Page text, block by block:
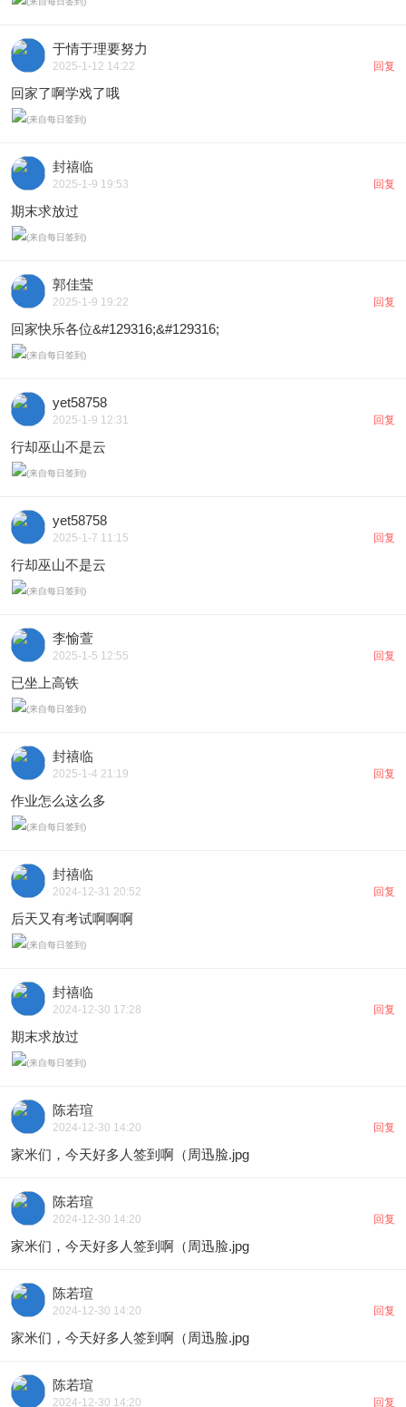
于情于理要努力
2025-1-12 14:22 回复
回家了啊学戏了哦
封禧临
2025-1-9 19:53 回复
期末求放过
郭佳莹
2025-1-9 19:22 回复
回家快乐各位&#129316;&#129316;
yet58758
2025-1-9 12:31 回复
行却巫山不是云
yet58758
2025-1-7 11:15 回复
行却巫山不是云
李愉萱
2025-1-5 12:55 回复
已坐上高铁
封禧临
2025-1-4 21:19 回复
作业怎么这么多
封禧临
2024-12-31 20:52 回复
后天又有考试啊啊啊
封禧临
2024-12-30 17:28 回复
期末求放过
陈若瑄
2024-12-30 14:20 回复
家米们，今天好多人签到啊（周迅脸.jpg
陈若瑄
2024-12-30 14:20 回复
家米们，今天好多人签到啊（周迅脸.jpg
陈若瑄
2024-12-30 14:20 回复
家米们，今天好多人签到啊（周迅脸.jpg
陈若瑄
2024-12-30 14:20 回复